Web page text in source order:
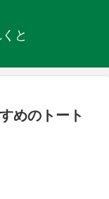
と
めのトート